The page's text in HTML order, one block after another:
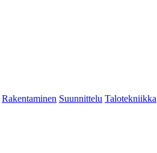
Rakentaminen Suunnittelu Talotekniikka